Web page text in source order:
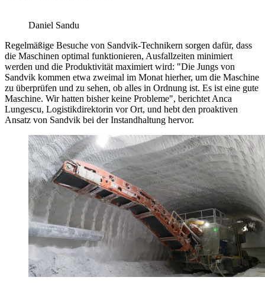
Daniel Sandu
Regelmäßige Besuche von Sandvik-Technikern sorgen dafür, dass
die Maschinen optimal funktionieren, Ausfallzeiten minimiert
werden und die Produktivität maximiert wird: "Die Jungs von
Sandvik kommen etwa zweimal im Monat hierher, um die Maschine
zu überprüfen und zu sehen, ob alles in Ordnung ist. Es ist eine gute
Maschine. Wir hatten bisher keine Probleme", berichtet Anca
Lungescu, Logistikdirektorin vor Ort, und hebt den proaktiven
Ansatz von Sandvik bei der Instandhaltung hervor.